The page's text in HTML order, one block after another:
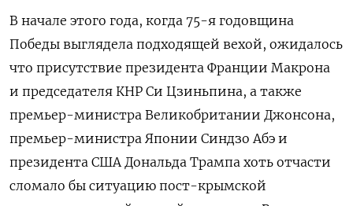
В начале этого года, когда 75-я годовщина
Победы выглядела подходящей вехой, ожидалось
что присутствие президента Франции Макрона
и председателя КНР Си Цзиньпина, а также
премьер-министра Великобритании Джонсона,
премьер-министра Японии Синдзо Абэ и
президента США Дональда Трампа хоть отчасти
сломало бы ситуацию пост-крымской